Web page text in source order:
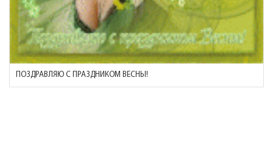
ПОЗДРАВЛЯЮ С ПРАЗДНИКОМ ВЕСНЫ!